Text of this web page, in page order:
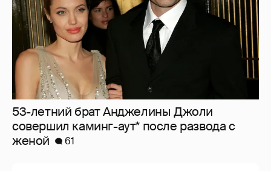
53-летний брат Анджелины Джоли
совершил каминг-аут* после развода с
женой
61